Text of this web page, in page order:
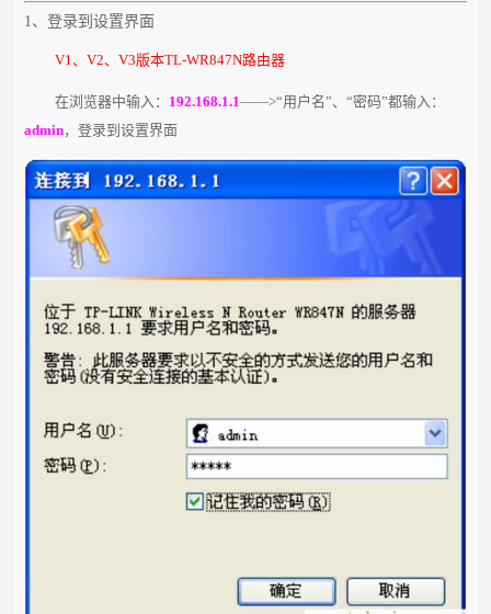
1、登录到设置界面
V1、V2、V3版本TL-WR847N路由器
在浏览器中输入： 192.168.1.1——>“用户名”、“密码”都输入：
admin，登录到设置界面